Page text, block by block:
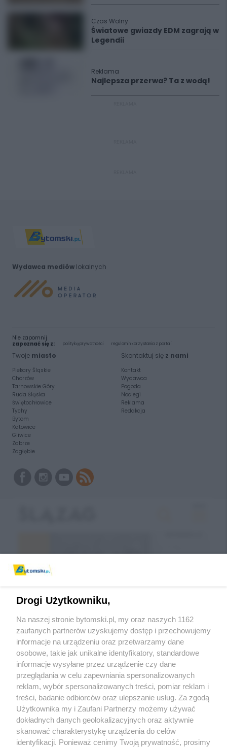
Czas Wolny
Światowe gwiazdy EDM zagrają w
Legendii
Reklama
Najlepsza przerwa? Ta z wodą!
Wydawca mediówlokalnych
Nie zapomnij
zapoznać się z:
polityką prywatności regulamin korzystania z portali
Twoje miasto
Piekary Śląskie
Chorzów
Tarnowskie Góry
Ruda Śląska
Świętochłowice
Tychy
Bytom
Katowice
Gliwice
Zabrze
Zagłębie
Skontaktuj się z nami
Kontakt
Wydawca
Pogoda
Noclegi
Reklama
Redakcja
Wróć do strony głównej
ślązag.pl
0%
Drogi Użytkowniku,
Na naszej stronie bytomski.pl, my oraz naszych 1162
zaufanych partnerów uzyskujemy dostęp i przechowujemy
informacje na urządzeniu oraz przetwarzamy dane
osobowe, takie jak unikalne identyfikatory, standardowe
informacje wysyłane przez urządzenie czy dane
przeglądania w celu zapewniania spersonalizowanych
reklam, wybór spersonalizowanych treści, pomiar reklam i
treści, badanie odbiorców oraz ulepszanie usług. Za zgodą
Użytkownika my i Zaufani Partnerzy możemy używać
dokładnych danych geolokalizacyjnych oraz aktywnie
skanować charakterystykę urządzenia do celów
identyfikacji. Ponieważ cenimy Twoją prywatność, prosimy